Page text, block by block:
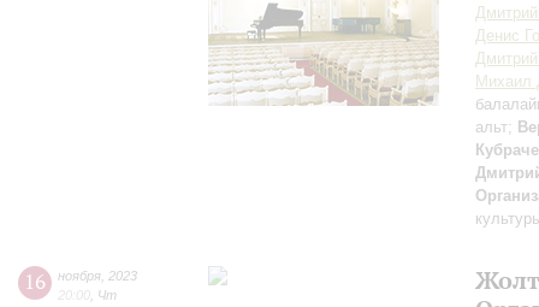
Денис
Михаил
альт;
16 ноября 2023
20:00 Чт